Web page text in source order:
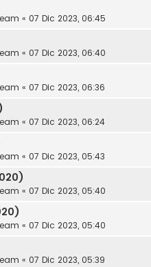
« 07 Dic 2023, 06:45
« 07 Dic 2023, 06:40
« 07 Dic 2023, 06:36
« 07 Dic 2023, 06:24
« 07 Dic 2023, 05:43
« 07 Dic 2023, 05:40
« 07 Dic 2023, 05:40
« 07 Dic 2023, 05:39